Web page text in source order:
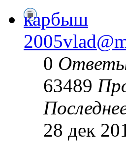
карбыш
0
63489
28 дек